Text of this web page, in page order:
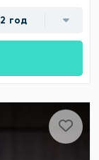
2 год